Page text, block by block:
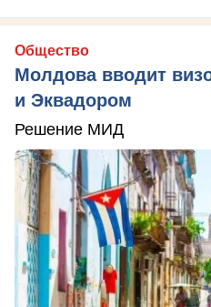
Общество
Молдова вводит
и Эквадором
Решение МИД